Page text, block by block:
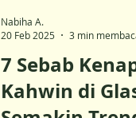
7 Sebab
Kahwin di
Nabiha A.
20 Feb 2025
3 min